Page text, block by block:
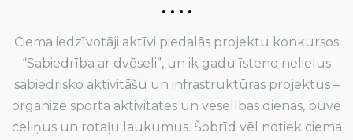
Ciema iedzīvotāji aktīvi piedalās projektu konkursos
“Sabiedrība ar dvēseli”, un ik gadu īsteno nelielus
sabiedrisko aktivitāšu un infrastruktūras projektus –
organizē sporta aktivitātes un veselības dienas, būvē
celiņus un rotaļu laukumus. Šobrīd vēl notiek ciema